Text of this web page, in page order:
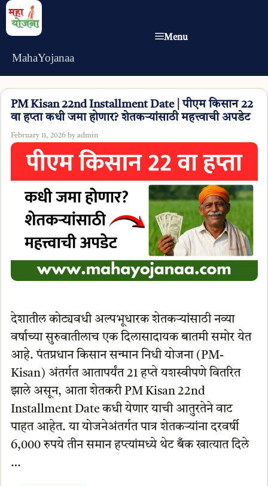
Skip
MahaYojanaa
Menu
PM Kisan 22nd Installment Date | पीएम किसान 22
वा हप्ता कधी जमा होणार? शेतकऱ्यांसाठी महत्त्वाची अपडेट
February 11, 2026 by admin
देशातील कोट्यवधी अल्पभूधारक शेतकऱ्यांसाठी नव्या
वर्षाच्या सुरुवातीलाच एक दिलासादायक बातमी समोर येत
आहे. पंतप्रधान किसान सन्मान निधी योजना (PM-
Kisan) अंतर्गत आतापर्यंत 21 हप्ते यशस्वीपणे वितरित
झाले असून, आता शेतकरी PM Kisan 22nd
Installment Date कधी येणार याची आतुरतेने वाट
पाहत आहेत. या योजनेअंतर्गत पात्र शेतकऱ्यांना दरवर्षी
6,000 रुपये तीन समान हप्त्यांमध्ये थेट बँक खात्यात दिले
…